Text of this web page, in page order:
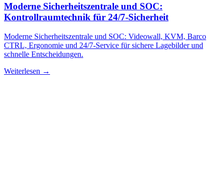
Moderne Sicherheitszentrale und SOC:
Kontrollraumtechnik für 24/7-Sicherheit
Moderne Sicherheitszentrale und SOC: Videowall, KVM, Barco
CTRL, Ergonomie und 24/7-Service für sichere Lagebilder und
schnelle Entscheidungen.
Weiterlesen →